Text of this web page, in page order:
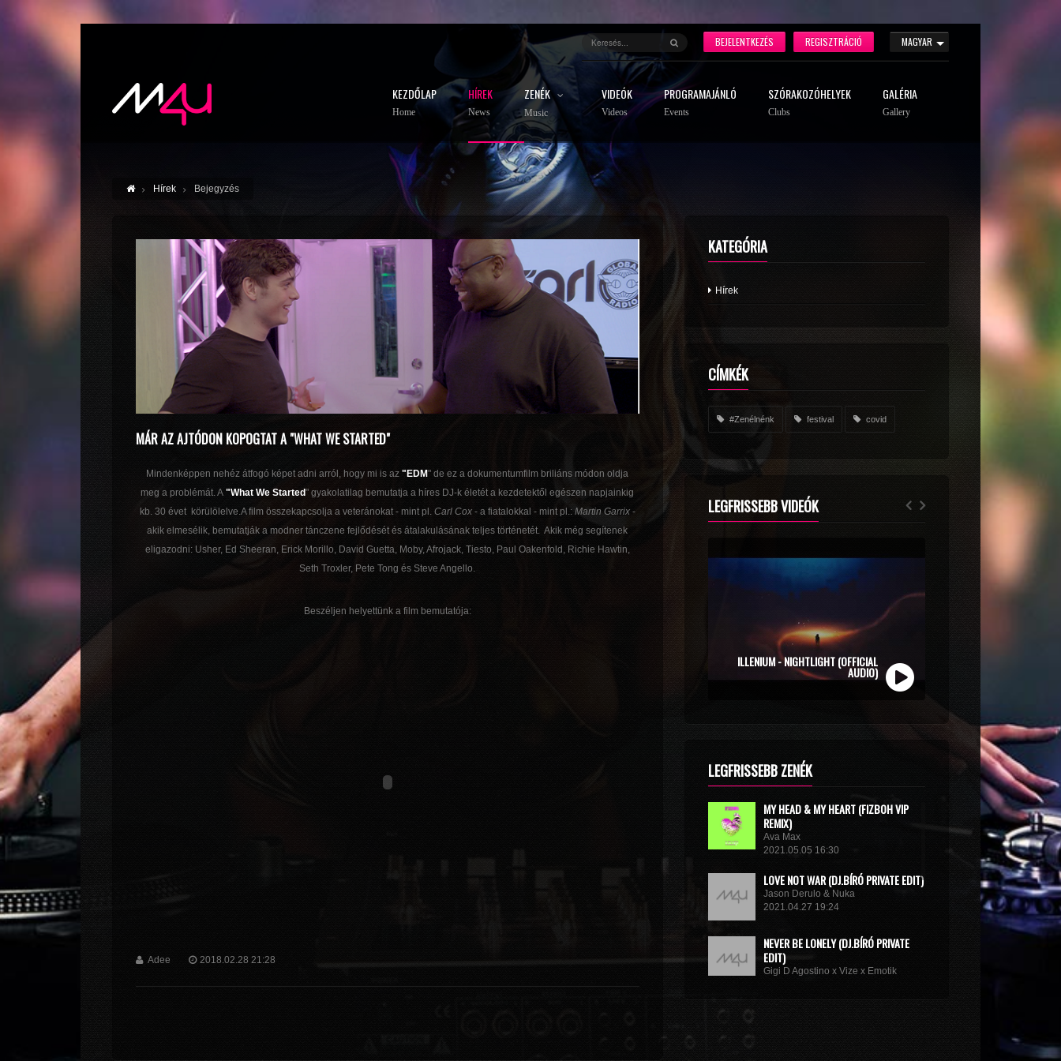
MAGYAR
REGISZTRÁCIÓ
BEJELENTKEZÉS
KEZDŐLAP
Home
HÍREK
News
ZENÉK
Music
VIDEÓK
Videos
PROGRAMAJÁNLÓ
Events
SZÓRAKOZÓHELYEK
Clubs
GALÉRIA
Gallery
Hírek Bejegyzés
MÁR AZ AJTÓDON KOPOGTAT A "WHAT WE STARTED"
Mindenképpen nehéz átfogó képet adni arról, hogy mi is az"EDM" de ez a dokumentumfilm briliáns módon oldja
meg a problémát. A"What We Started" gyakolatilag bemutatja a híres DJ-k életét a kezdetektől egészen napjainkig
kb. 30 évet körülölelve.A film összekapcsolja a veteránokat - mint pl. Carl Cox- a fiatalokkal - mint pl.: Martin Garrix-
akik elmesélik, bemutatják a modner tánczene fejlődését és átalakulásának teljes történetét. Akik még segítenek
eligazodni: Usher, Ed Sheeran, Erick Morillo, David Guetta, Moby, Afrojack, Tiesto, Paul Oakenfold, Richie Hawtin,
Seth Troxler, Pete Tong és Steve Angello.
Beszéljen helyettünk a film bemutatója:
Adee 2018.02.28 21:28
KATEGÓRIA
Hírek
CÍMKÉK
#Zenélnénk festival covid
LEGFRISSEBB VIDEÓK
ILLENIUM - NIGHTLIGHT (OFFICIAL
AUDIO)
ZOLI VEKONY X CALIDORA - MINDIG NYÁR
(OFFICIAL MUSIC VIDEO)
LEGFRISSEBB ZENÉK
MY HEAD & MY HEART (FIZBOH VIP
REMIX)
Ava Max
2021.05.05 16:30
LOVE NOT WAR (DJ.BÍRÓ PRIVATE EDIT)
Jason Derulo & Nuka
2021.04.27 19:24
NEVER BE LONELY (DJ.BÍRÓ PRIVATE
EDIT)
Gigi D Agostino x Vize x Emotik